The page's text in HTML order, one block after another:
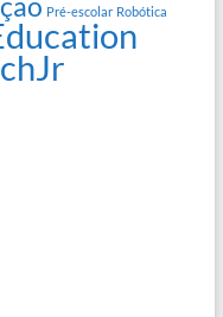
Pré-escolar Robótica